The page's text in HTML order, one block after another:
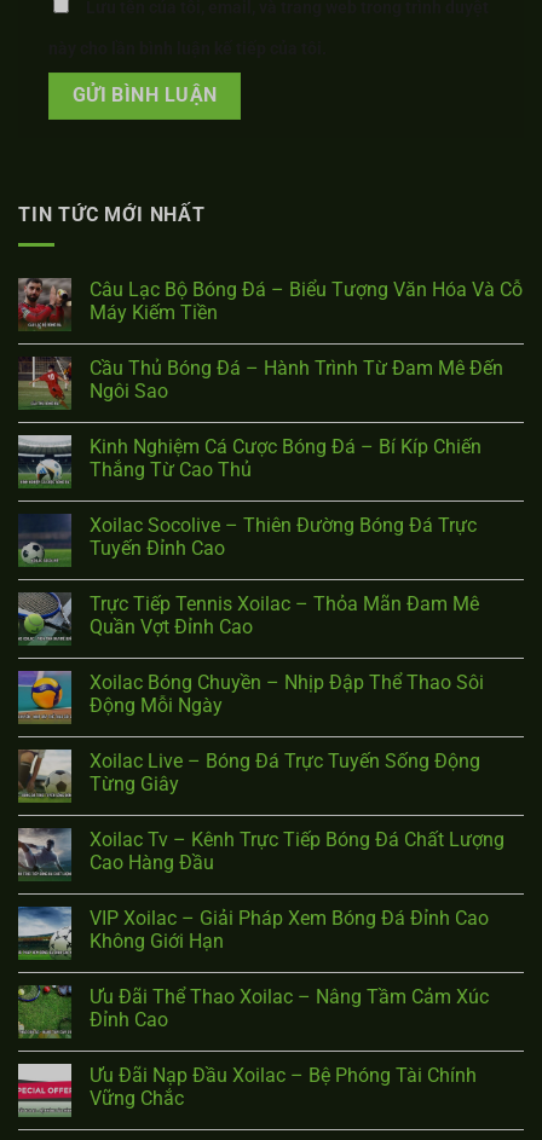
TIN TỨC MỚI NHẤT
Câu Lạc Bộ Bóng Đá – Biểu Tượng Văn Hóa Và Cỗ
Máy Kiếm Tiền
Cầu Thủ Bóng Đá – Hành Trình Từ Đam Mê Đến
Ngôi Sao
Kinh Nghiệm Cá Cược Bóng Đá – Bí Kíp Chiến
Thắng Từ Cao Thủ
Xoilac Socolive – Thiên Đường Bóng Đá Trực
Tuyến Đỉnh Cao
Trực Tiếp Tennis Xoilac – Thỏa Mãn Đam Mê
Quần Vợt Đỉnh Cao
Xoilac Bóng Chuyền – Nhịp Đập Thể Thao Sôi
Động Mỗi Ngày
Xoilac Live – Bóng Đá Trực Tuyến Sống Động
Từng Giây
Xoilac Tv – Kênh Trực Tiếp Bóng Đá Chất Lượng
Cao Hàng Đầu
VIP Xoilac – Giải Pháp Xem Bóng Đá Đỉnh Cao
Không Giới Hạn
Ưu Đãi Thể Thao Xoilac – Nâng Tầm Cảm Xúc
Đỉnh Cao
Ưu Đãi Nạp Đầu Xoilac – Bệ Phóng Tài Chính
Vững Chắc